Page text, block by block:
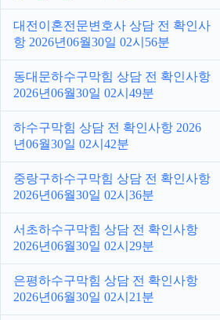
대전이혼전문변호사 상담 전 확인사
항 2026년06월30일 02시56분
동대문하수구막힘 상담 전 확인사항
2026년06월30일 02시49분
하수구막힘 상담 전 확인사항 2026
년06월30일 02시42분
중랑구하수구막힘 상담 전 확인사항
2026년06월30일 02시36분
서초하수구막힘 상담 전 확인사항
2026년06월30일 02시29분
은평하수구막힘 상담 전 확인사항
2026년06월30일 02시21분